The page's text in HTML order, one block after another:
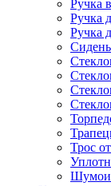
Ручка
Ручка
Ручка
Трос